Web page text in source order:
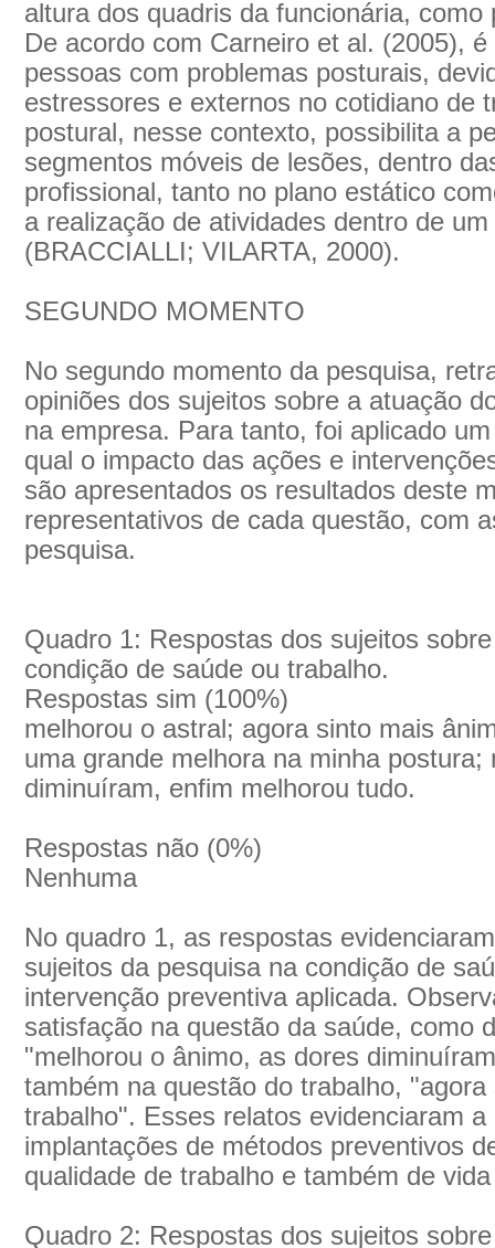
altura dos quadris da funcionária,
De acordo com Carneiro et al. (2005),
pessoas com problemas posturais,
estressores e externos no cotidiano de
postural, nesse contexto, possibilita a
segmentos móveis de lesões, dentro
profissional, tanto no plano estático
a realização de atividades dentro de
(BRACCIALLI; VILARTA, 2000).
SEGUNDO MOMENTO
No segundo momento da pesquisa,
opiniões dos sujeitos sobre a atuação
na empresa. Para tanto, foi aplicado
qual o impacto das ações e
são apresentados os resultados deste
representativos de cada questão, com
pesquisa.
Quadro 1: Respostas dos sujeitos
condição de saúde ou trabalho.
Respostas sim (100%)
melhorou o astral; agora sinto mais
uma grande melhora na minha
diminuíram, enfim melhorou tudo.
Respostas não (0%)
Nenhuma
No quadro 1, as respostas
sujeitos da pesquisa na condição de
intervenção preventiva aplicada.
satisfação na questão da saúde, como
"melhorou o ânimo, as dores
também na questão do trabalho,
trabalho". Esses relatos evidenciaram a
implantações de métodos preventivos
qualidade de trabalho e também de
Quadro 2: Respostas dos sujeitos